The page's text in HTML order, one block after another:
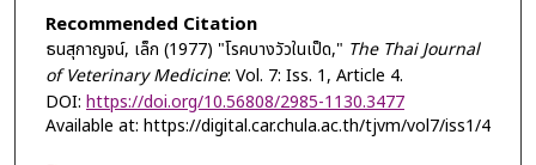
Recommended Citation
ธนสุกาญจน์, เล็ก (1977) "โรคบางวัวในเป็ด," The Thai Journal
of Veterinary Medicine: Vol. 7: Iss. 1, Article 4.
DOI: https://doi.org/10.56808/2985-1130.3477
Available at: https://digital.car.chula.ac.th/tjvm/vol7/iss1/4